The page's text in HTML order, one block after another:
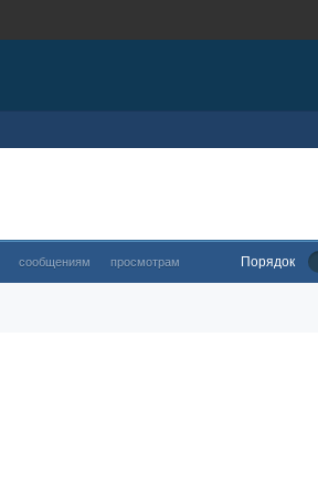
сообщениям просмотрам Порядок